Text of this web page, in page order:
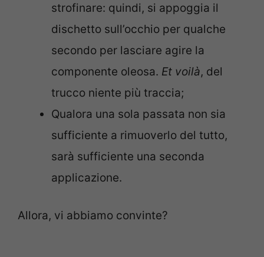
strofinare: quindi, si appoggia il
dischetto sull’occhio per qualche
secondo per lasciare agire la
componente oleosa. Et voilà, del
trucco niente più traccia;
Qualora una sola passata non sia
sufficiente a rimuoverlo del tutto,
sarà sufficiente una seconda
applicazione.
Allora, vi abbiamo convinte?